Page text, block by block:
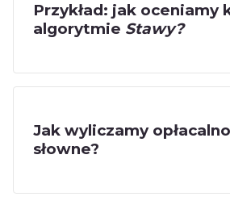
Przykład: jak oceniamy
algorytmie Stawy?
Jak wyliczamy
słowne?